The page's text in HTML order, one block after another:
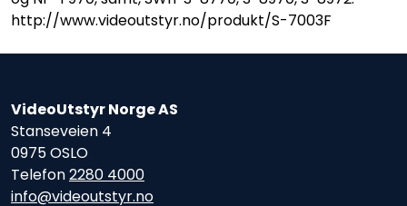
http://www.videoutstyr.no/produkt/S-7003F
VideoUtstyr Norge AS
Stanseveien 4
0975 OSLO
Telefon2280 4000
info@videoutstyr.no